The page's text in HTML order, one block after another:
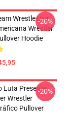
Wrestle Usa
Wrestler
Hoodie
-20%
Luta Presente
Wrestler
Pullover
-20%